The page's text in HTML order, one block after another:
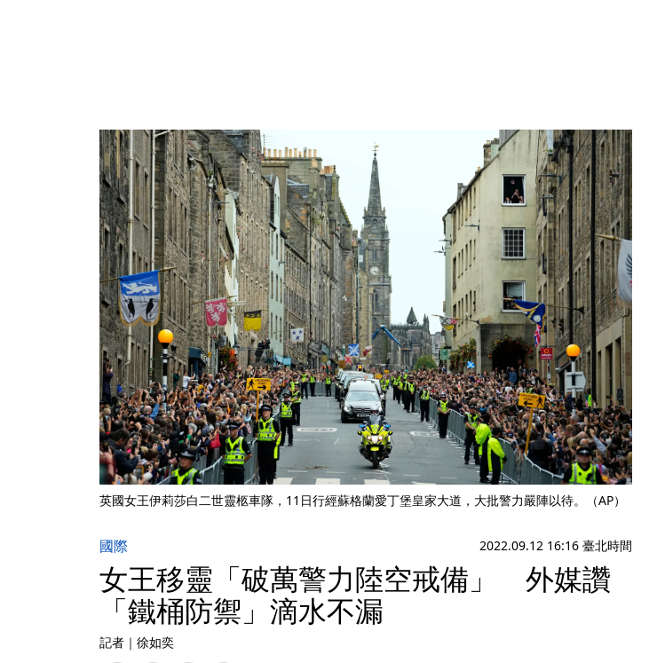
英國女王伊莉莎白二世靈柩車隊，11日行經蘇格蘭愛丁堡皇家大道，大批警力嚴陣以待。（AP）
國際 2022.09.12 16:16 臺北時間
女王移靈「破萬警力陸空戒備」 外媒讚
「鐵桶防禦」滴水不漏
記者 ｜ 徐如奕